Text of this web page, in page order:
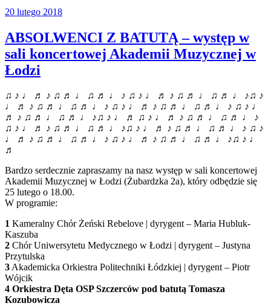
20 lutego 2018
ABSOLWENCI Z BATUTĄ – występ w
sali koncertowej Akademii Muzycznej w
Łodzi
♫ ♪ ♩ ♬ ♪ ♫ ♬ ♩ ♫ ♬ ♩ ♪ ♫ ♪ ♩ ♬ ♪ ♫ ♬ ♩ ♫ ♬ ♩ ♪♫ ♪
♩ ♬ ♪ ♫ ♬ ♩ ♫ ♬ ♩ ♪ ♫ ♪ ♩ ♬ ♪ ♫ ♬ ♩ ♫ ♬ ♩ ♪ ♫ ♪ ♩
♬ ♪ ♫ ♬ ♩ ♫ ♬ ♩ ♪♫ ♪ ♩ ♬ ♫ ♪ ♩ ♬ ♪ ♫ ♬ ♩ ♫ ♬ ♩ ♪
♫ ♪ ♩ ♬ ♪ ♫ ♬ ♩ ♫ ♬ ♩ ♪♫ ♪ ♩ ♬ ♪ ♫ ♬ ♩ ♫ ♬ ♩ ♪ ♫ ♪
♩ ♬ ♪ ♫ ♬ ♩ ♫ ♬ ♩ ♪ ♫ ♪ ♩ ♬ ♪ ♫ ♬ ♩ ♫ ♬ ♩ ♪♫ ♪ ♩
♬
Bardzo serdecznie zapraszamy na nasz występ w sali koncertowej
Akademii Muzycznej w Łodzi (Żubardzka 2a), który odbędzie się
25 lutego o 18.00.
W programie:
1 Kameralny Chór Żeński Rebelove | dyrygent – Maria Hubluk-
Kaszuba
2 Chór Uniwersytetu Medycznego w Łodzi | dyrygent – Justyna
Przytulska
3Akademicka Orkiestra Politechniki Łódzkiej | dyrygent – Piotr
Wójcik
4 Orkiestra Dęta OSP Szczerców pod batutą Tomasza
Kozubowicza